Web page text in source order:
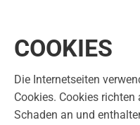
COOKIES
Die Internetseiten
Cookies. Cookies richten
Schaden an und